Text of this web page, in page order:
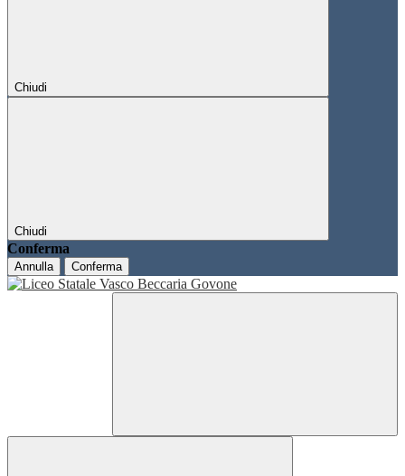
Chiudi
Chiudi
Conferma
Annulla Conferma